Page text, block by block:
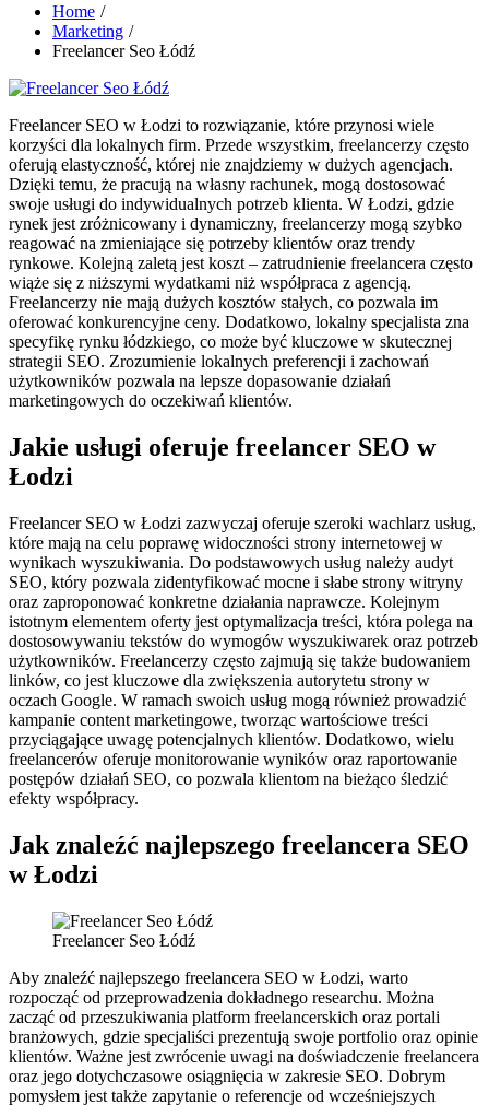
Home
Marketing
Freelancer Seo Łódź
Freelancer SEO w Łodzi to rozwiązanie, które przynosi wiele
korzyści dla lokalnych firm. Przede wszystkim, freelancerzy często
oferują elastyczność, której nie znajdziemy w dużych agencjach.
Dzięki temu, że pracują na własny rachunek, mogą dostosować
swoje usługi do indywidualnych potrzeb klienta. W Łodzi, gdzie
rynek jest zróżnicowany i dynamiczny, freelancerzy mogą szybko
reagować na zmieniające się potrzeby klientów oraz trendy
rynkowe. Kolejną zaletą jest koszt – zatrudnienie freelancera często
wiąże się z niższymi wydatkami niż współpraca z agencją.
Freelancerzy nie mają dużych kosztów stałych, co pozwala im
oferować konkurencyjne ceny. Dodatkowo, lokalny specjalista zna
specyfikę rynku łódzkiego, co może być kluczowe w skutecznej
strategii SEO. Zrozumienie lokalnych preferencji i zachowań
użytkowników pozwala na lepsze dopasowanie działań
marketingowych do oczekiwań klientów.
Jakie usługi oferuje freelancer SEO w
Łodzi
Freelancer SEO w Łodzi zazwyczaj oferuje szeroki wachlarz usług,
które mają na celu poprawę widoczności strony internetowej w
wynikach wyszukiwania. Do podstawowych usług należy audyt
SEO, który pozwala zidentyfikować mocne i słabe strony witryny
oraz zaproponować konkretne działania naprawcze. Kolejnym
istotnym elementem oferty jest optymalizacja treści, która polega na
dostosowywaniu tekstów do wymogów wyszukiwarek oraz potrzeb
użytkowników. Freelancerzy często zajmują się także budowaniem
linków, co jest kluczowe dla zwiększenia autorytetu strony w
oczach Google. W ramach swoich usług mogą również prowadzić
kampanie content marketingowe, tworząc wartościowe treści
przyciągające uwagę potencjalnych klientów. Dodatkowo, wielu
freelancerów oferuje monitorowanie wyników oraz raportowanie
postępów działań SEO, co pozwala klientom na bieżąco śledzić
efekty współpracy.
Jak znaleźć najlepszego freelancera SEO
w Łodzi
Freelancer Seo Łódź
Aby znaleźć najlepszego freelancera SEO w Łodzi, warto
rozpocząć od przeprowadzenia dokładnego researchu. Można
zacząć od przeszukiwania platform freelancerskich oraz portali
branżowych, gdzie specjaliści prezentują swoje portfolio oraz opinie
klientów. Ważne jest zwrócenie uwagi na doświadczenie freelancera
oraz jego dotychczasowe osiągnięcia w zakresie SEO. Dobrym
pomysłem jest także zapytanie o referencje od wcześniejszych